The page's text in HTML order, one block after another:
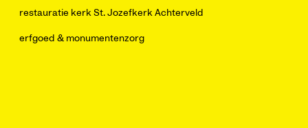
restauratie kerk St. Jozefkerk Achterveld
erfgoed & monumentenzorg